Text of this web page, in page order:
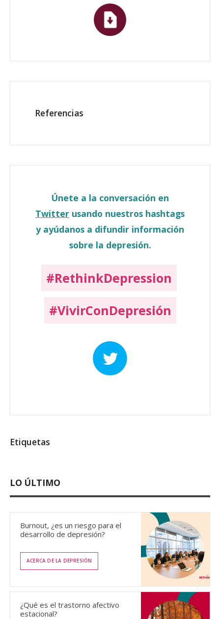
Referencias
Únete a la conversación en
Twitter usando nuestros hashtags
y ayúdanos a difundir información
sobre la depresión.
#RethinkDepression
#VivirConDepresión
Etiquetas
LO ÚLTIMO
Burnout, ¿es un riesgo para el
desarrollo de depresión?
ACERCA DE LA DEPRESIÓN
¿Qué es el trastorno afectivo
estacional?